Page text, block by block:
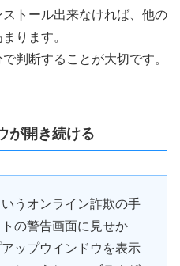
トール出来なければ、他の
ります。
判断することが大切です。
が開き続ける
うオンライン詐欺の手
の警告画面に見せか
ップウインドウを表示